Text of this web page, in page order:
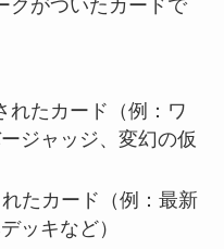
クがついたカードで
れたカード（例：ワ
ジャッジ、変幻の仮
たカード（例：最新
ッキなど）